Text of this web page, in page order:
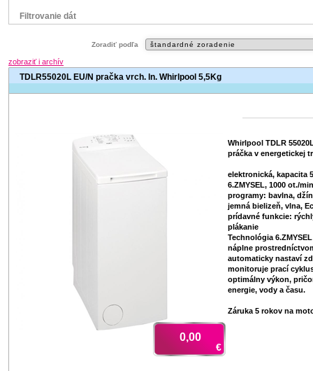
Filtrovanie dát
Whirlpool
Zanussi
Zoradiť podľa
zobraziť i archív
TDLR55020L EU/N pračka vrch. ln. Whirlpool 5,5Kg
Whirlpool TDLR
práčka v energetickej
elektronická, kapacita
6.ZMYSEL, 1000 ot./
programy: bavlna,
jemná bielizeň, vlna,
prídavné funkcie:
plákanie
Technológia
náplne
automaticky nastaví
monitoruje prací
optimálny výkon,
energie, vody a času.
Záruka 5 rokov na
0,00
€